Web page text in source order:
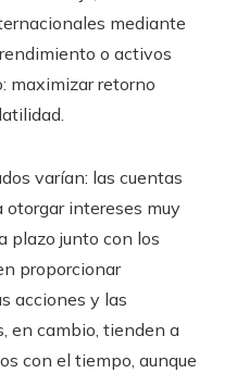
mediante
o activos
maximizar retorno
varían: las cuentas
otorgar intereses muy
plazo junto con los
proporcionar
acciones y las
en cambio, tienden a
con el tiempo, aunque